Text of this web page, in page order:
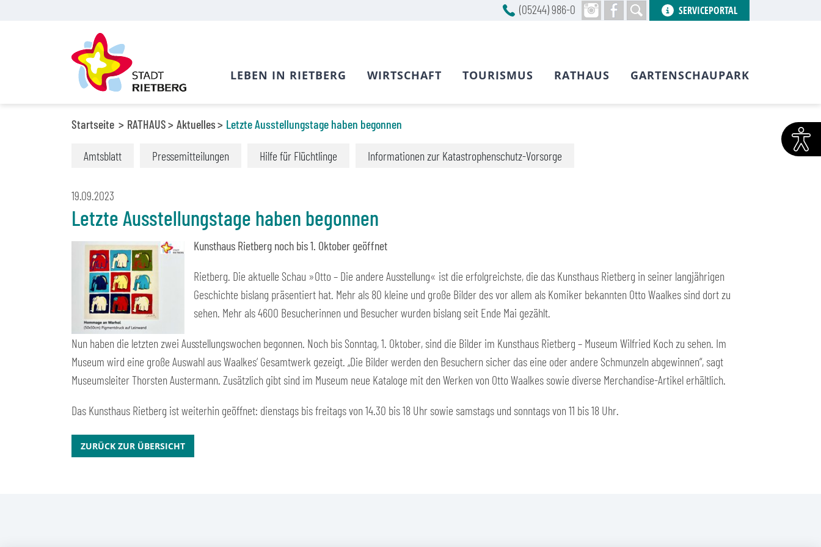
Startseite RATHAUS Aktuelles Letzte Ausstellungstage haben begonnen
Amtsblatt Pressemitteilungen Hilfe für Flüchtlinge Informationen zur Katastrophenschutz-Vorsorge
19.09.2023
Letzte Ausstellungstage haben begonnen
Kunsthaus Rietberg noch bis 1. Oktober geöffnet
Rietberg. Die aktuelle Schau »Otto – Die andere Ausstellung« ist die erfolgreichste, die das Kunsthaus Rietberg in seiner langjährigen
Geschichte bislang präsentiert hat. Mehr als 80 kleine und große Bilder des vor allem als Komiker bekannten Otto Waalkes sind dort zu
sehen. Mehr als 4600 Besucherinnen und Besucher wurden bislang seit Ende Mai gezählt.
Nun haben die letzten zwei Ausstellungswochen begonnen. Noch bis Sonntag, 1. Oktober, sind die Bilder im Kunsthaus Rietberg – Museum Wilfried Koch zu sehen. Im
Museum wird eine große Auswahl aus Waalkes‘ Gesamtwerk gezeigt. „Die Bilder werden den Besuchern sicher das eine oder andere Schmunzeln abgewinnen“, sagt
Museumsleiter Thorsten Austermann. Zusätzlich gibt sind im Museum neue Kataloge mit den Werken von Otto Waalkes sowie diverse Merchandise-Artikel erhältlich.
Das Kunsthaus Rietberg ist weiterhin geöffnet: dienstags bis freitags von 14.30 bis 18 Uhr sowie samstags und sonntags von 11 bis 18 Uhr.
ZURÜCK ZUR ÜBERSICHT
(05244) 986-0 SERVICEPORTAL
LEBEN IN RIETBERG WIRTSCHAFT TOURISMUS RATHAUS GARTENSCHAUPARK